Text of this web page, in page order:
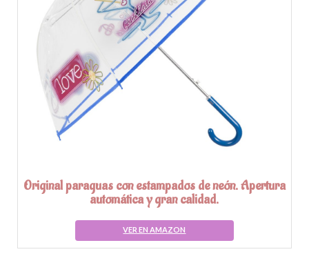
Original paraguas con estampados de neón. Apertura
automática y gran calidad.
VER EN AMAZON